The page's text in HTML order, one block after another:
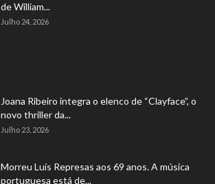
de William...
Julho 24, 2026
Joana Ribeiro integra o elenco de “Clayface”, o
novo thriller da...
Julho 23, 2026
Morreu Luís Represas aos 69 anos. A música
portuguesa está de...